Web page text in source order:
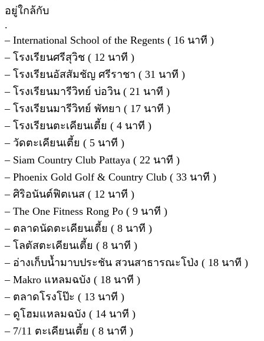
อยู่ใกล้กับ
.
– International School of the Regents ( 16 นาที )
– โรงเรียนศรีสุวิช ( 12 นาที )
– โรงเรียนอัสสัมชัญ ศรีราชา ( 31 นาที )
– โรงเรียนมารีวิทย์ บ่อวิน ( 21 นาที )
– โรงเรียนมารีวิทย์ พัทยา ( 17 นาที )
– โรงเรียนตะเคียนเตี้ย ( 4 นาที )
– วัดตะเคียนเตี้ย ( 5 นาที )
– Siam Country Club Pattaya ( 22 นาที )
– Phoenix Gold Golf & Country Club ( 33 นาที )
– ศิริอนันต์ฟิตเนส ( 12 นาที )
– The One Fitness Rong Po ( 9 นาที )
– ตลาดนัดตะเคียนเตี้ย ( 8 นาที )
– โลตัสตะเคียนเตี้ย ( 8 นาที )
– อ่างเก็บน้ำมาบประชัน สวนสาธารณะโป่ง ( 18 นาที )
– Makro แหลมฉบัง ( 18 นาที )
– ตลาดโรงโป๊ะ ( 13 นาที )
– ดูโฮมแหลมฉบัง ( 14 นาที )
– 7/11 ตะเคียนเตี้ย ( 8 นาที )